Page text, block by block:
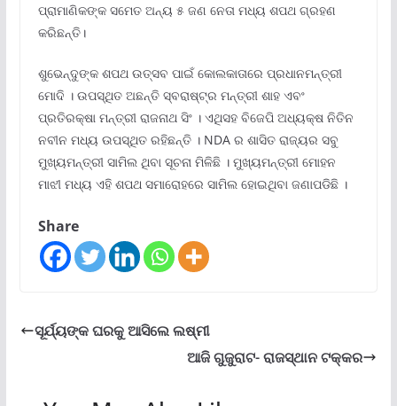
ପ୍ରାମାଣିକଙ୍କ ସମେତ ଅନ୍ୟ ୫ ଜଣ ନେତା ମଧ୍ୟ ଶପଥ ଗ୍ରହଣ
କରିଛନ୍ତି।
ଶୁଭେନ୍ଦୁଙ୍କ ଶପଥ ଉତ୍ସବ ପାଇଁ କୋଲକାତାରେ ପ୍ରଧାନମନ୍ତ୍ରୀ
ମୋଦି । ଉପସ୍ଥିତ ଅଛନ୍ତି ସ୍ବରାଷ୍ଟ୍ର ମନ୍ତ୍ରୀ ଶାହ ଏବଂ
ପ୍ରତିରକ୍ଷା ମନ୍ତ୍ରୀ ରାଜନାଥ ସିଂ । ଏଥିସହ ବିଜେପି ଅଧ୍ୟକ୍ଷ ନିତିନ
ନବୀନ ମଧ୍ୟ ଉପସ୍ଥିତ ରହିଛନ୍ତି । NDA ର ଶାସିତ ରାଜ୍ୟର ସବୁ
ମୁଖ୍ୟମନ୍ତ୍ରୀ ସାମିଲ ଥିବା ସୂଚନା ମିଳିଛି । ମୁଖ୍ୟମନ୍ତ୍ରୀ ମୋହନ
ମାଝୀ ମଧ୍ୟ ଏହି ଶପଥ ସମାରୋହରେ ସାମିଲ ହୋଇଥିବା ଜଣାପଡିଛି ।
Share
ସୂର୍ଯ୍ୟଙ୍କ ଘରକୁ ଆସିଲେ ଲଷ୍ମୀ
ଆଜି ଗୁଜୁରାଟ- ରାଜସ୍ଥାନ ଟକ୍କର